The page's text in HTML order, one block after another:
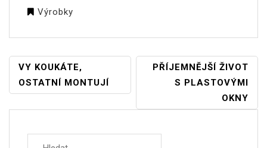
Výrobky
NAVIGACE
PRO
PŘÍSPĚVEK
VY KOUKÁTE,
OSTATNÍ MONTUJÍ
PŘÍJEMNĚJŠÍ ŽIVOT
S PLASTOVÝMI
OKNY
Vyhledávání